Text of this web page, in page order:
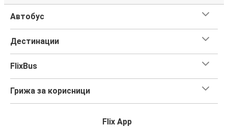
Автобус
Дестинации
FlixBus
Грижа за корисници
Flix App